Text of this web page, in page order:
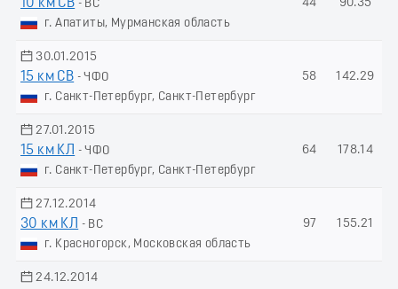
10 км СВ - ВС
г. Апатиты, Мурманская область
44 90.35
30.01.2015
15 км СВ - ЧФО
г. Санкт-Петербург, Санкт-Петербург
58 142.29
27.01.2015
15 км КЛ
- ЧФО
г. Санкт-Петербург, Санкт-Петербург
64 178.14
27.12.2014
30 км КЛ
- ВС
г. Красногорск, Московская область
97 155.21
24.12.2014